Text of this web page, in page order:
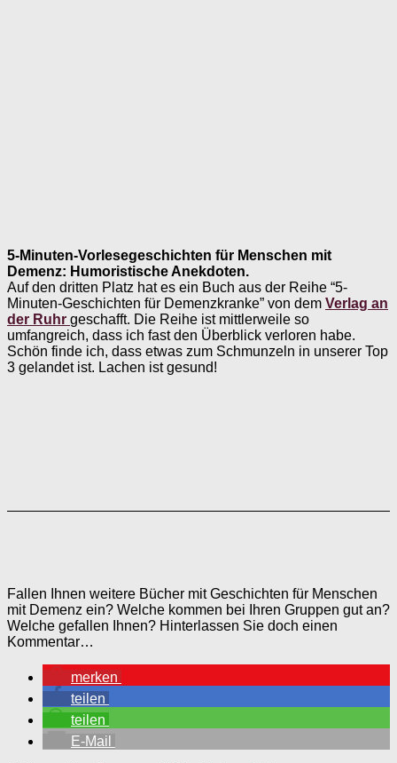
5-Minuten-Vorlesegeschichten für Menschen mit
Demenz: Humoristische Anekdoten.
Auf den dritten Platz hat es ein Buch aus der Reihe “5-
Minuten-Geschichten für Demenzkranke” von dem Verlag an
der Ruhr geschafft. Die Reihe ist mittlerweile so
umfangreich, dass ich fast den Überblick verloren habe.
Schön finde ich, dass etwas zum Schmunzeln in unserer Top
3 gelandet ist. Lachen ist gesund!
Fallen Ihnen weitere Bücher mit Geschichten für Menschen
mit Demenz ein? Welche kommen bei Ihren Gruppen gut an?
Welche gefallen Ihnen? Hinterlassen Sie doch einen
Kommentar…
merken
teilen
teilen
E-Mail